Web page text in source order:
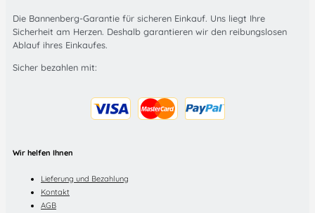
Die Bannenberg-Garantie für sicheren Einkauf. Uns liegt Ihre
Sicherheit am Herzen. Deshalb garantieren wir den reibungslosen
Ablauf ihres Einkaufes.
Sicher bezahlen mit:
Wir helfen Ihnen
Lieferung und Bezahlung
Kontakt
AGB